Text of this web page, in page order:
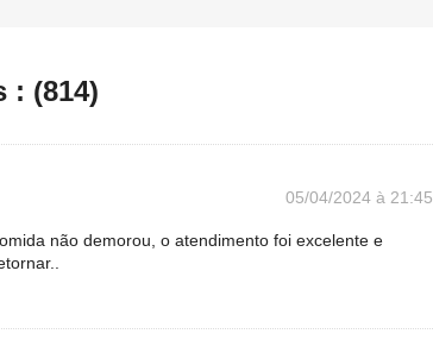
: (814)
05/04/2024 à 21:45
não demorou, o atendimento foi excelente e